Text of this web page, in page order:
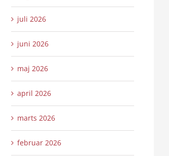
juli 2026
juni 2026
maj 2026
april 2026
marts 2026
februar 2026